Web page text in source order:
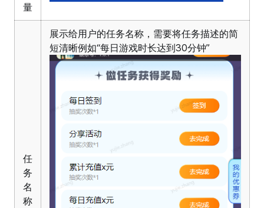
量
任
务
名
称
展示给用户的任务名称，需要将任务描述的简
短清晰例如“每日游戏时长达到30分钟”